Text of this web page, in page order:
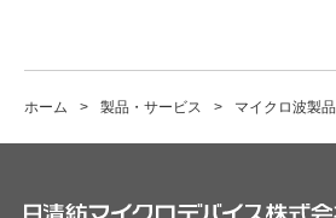
ホーム 製品・サービス マイクロ波製品